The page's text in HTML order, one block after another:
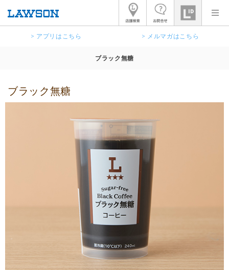
> アプリはこちら > メルマガはこちら
ブラック無糖
ブラック無糖